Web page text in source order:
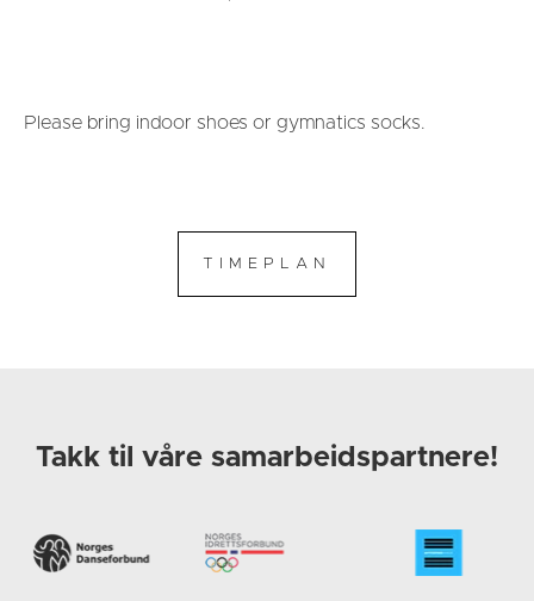
Please bring indoor shoes or gymnatics socks.
Takk til våre samarbeidspartnere!